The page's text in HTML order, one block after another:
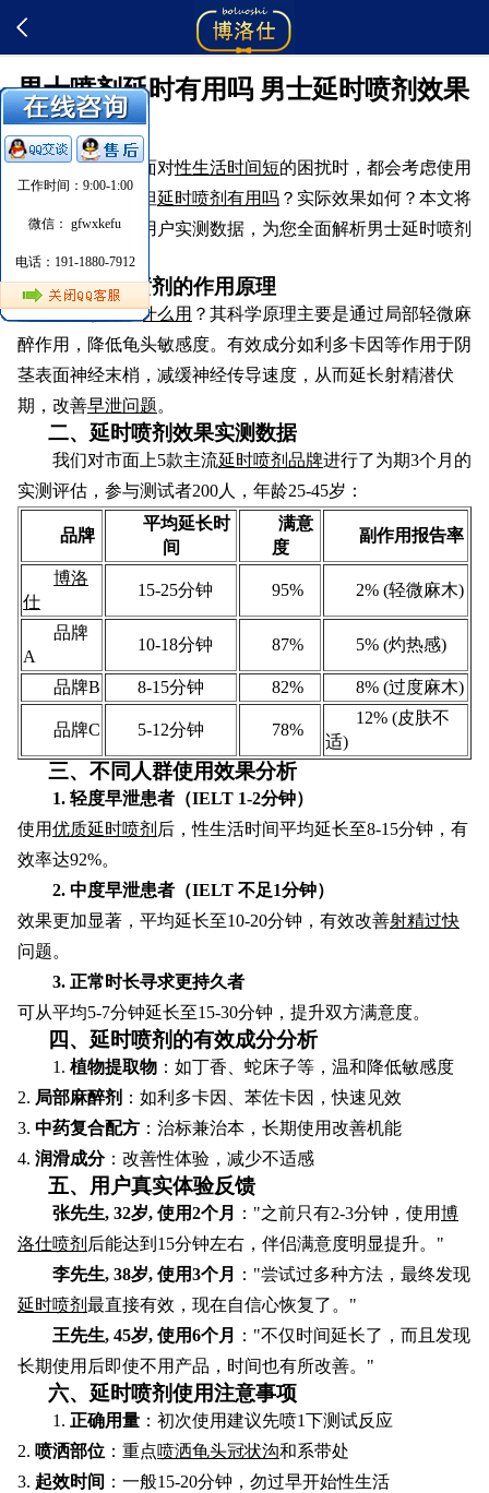
男士喷剂延时有用吗 男士延时喷剂效果
评测
许多男性在面对性生活时间短的困扰时，都会考虑使用
男士延时喷剂
。但延时喷剂有用吗 ？实际效果如何？本文将
通过科学角度和用户实测数据，为您全面解析男士延时喷剂
的真实效果。
一、延时喷剂的作用原理
延时喷雾有什么用 ？其科学原理主要是通过局部轻微麻
醉作用，降低龟头敏感度。有效成分如利多卡因等作用于阴
茎表面神经末梢，减缓神经传导速度，从而延长射精潜伏
期，改善早泄问题。
二、延时喷剂效果实测数据
我们对市面上5款主流延时喷剂品牌进行了为期3个月的
实测评估，参与测试者200人，年龄25-45岁：
品牌
平均延长时
间
满意
度
副作用报告率
博洛
仕
15-25分钟 95% 2% (轻微麻木)
品牌
A
10-18分钟 87% 5% (灼热感)
品牌B 8-15分钟 82% 8% (过度麻木)
品牌C 5-12分钟 78%
12% (皮肤不
适)
三、不同人群使用效果分析
1. 轻度早泄患者（IELT 1-2分钟）
使用优质延时喷剂 后，性生活时间平均延长至8-15分钟，有
效率达92%。
2. 中度早泄患者（IELT 不足1分钟）
效果更加显著，平均延长至10-20分钟，有效改善射精过快
问题。
3. 正常时长寻求更持久者
可从平均5-7分钟延长至15-30分钟，提升双方满意度。
四、延时喷剂的有效成分分析
1. 植物提取物 ：如丁香、蛇床子等，温和降低敏感度
2. 局部麻醉剂 ：如利多卡因、苯佐卡因，快速见效
3. 中药复合配方 ：治标兼治本，长期使用改善机能
4. 润滑成分：改善性体验，减少不适感
五、用户真实体验反馈
张先生, 32岁, 使用2个月 ："之前只有2-3分钟，使用博
洛仕喷剂 后能达到15分钟左右，伴侣满意度明显提升。"
李先生, 38岁, 使用3个月
："尝试过多种方法，最终发现
延时喷剂 最直接有效，现在自信心恢复了。"
王先生, 45岁, 使用6个月
："不仅时间延长了，而且发现
长期使用后即使不用产品，时间也有所改善。"
六、延时喷剂使用注意事项
1. 正确用量 ：初次使用建议先喷1下测试反应
2. 喷洒部位 ：重点喷洒龟头冠状沟和系带处
3. 起效时间 ：一般15-20分钟，勿过早开始性生活
工作时间：9:00-1:00
微信： gfwxkefu
电话：191-1880-7912